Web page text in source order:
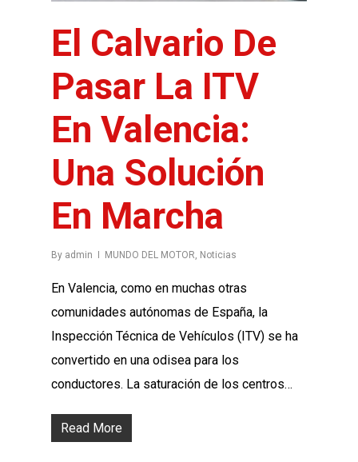
El Calvario De
Pasar La ITV
En Valencia:
Una Solución
En Marcha
By admin MUNDO DEL MOTOR, Noticias
En Valencia, como en muchas otras
comunidades autónomas de España, la
Inspección Técnica de Vehículos (ITV) se ha
convertido en una odisea para los
conductores. La saturación de los centros…
Read More